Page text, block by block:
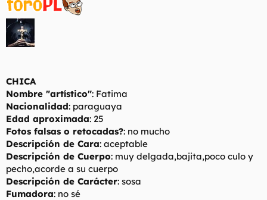
d
l
t
e
CHICA
Nombre "artístico": Fatima
Nacionalidad: paraguaya
Edad aproximada: 25
Fotos falsas o retocadas?: no mucho
Descripción de Cara: aceptable
Descripción de Cuerpo: muy delgada,bajita,poco culo y
pecho,acorde a su cuerpo
Descripción de Carácter: sosa
Fumadora: no sé